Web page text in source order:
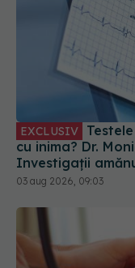
EXCLUSIV
cu inima? Dr.
Investigații
03 aug 2026, 09:03